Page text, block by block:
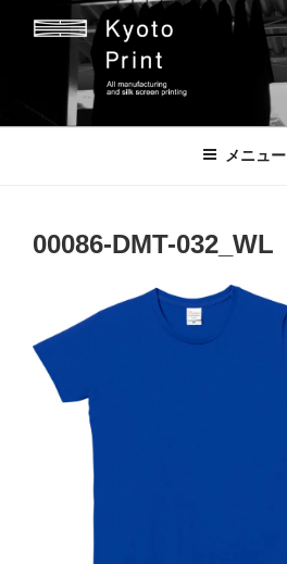
京都プリント
京都市のオリジナルプリント会社
メニュー
00086-DMT-032_WL